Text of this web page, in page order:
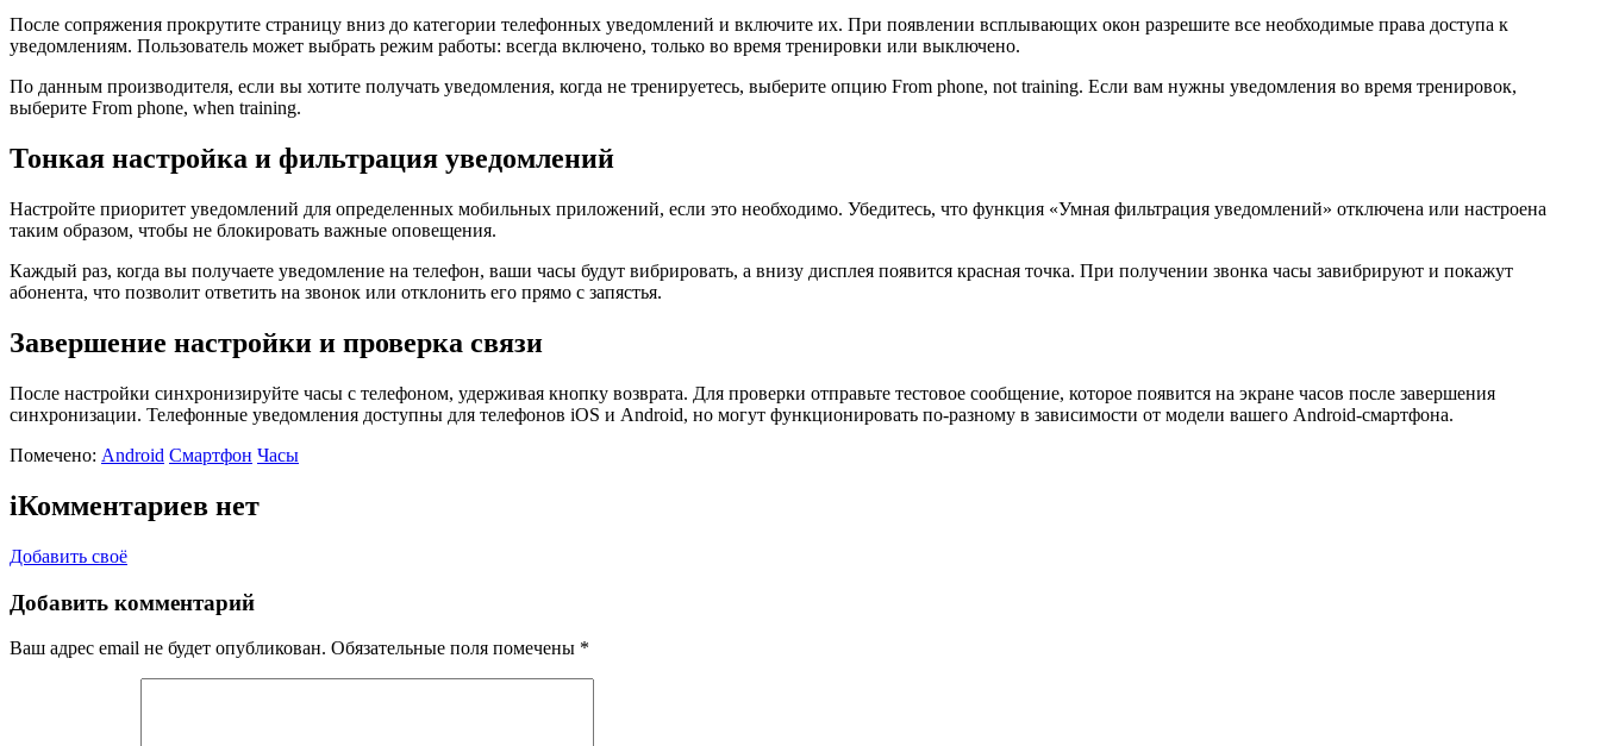
После сопряжения прокрутите страницу вниз до категории телефонных уведомлений и включите их. При появлении всплывающих окон разрешите все необходимые права доступа к
уведомлениям. Пользователь может выбрать режим работы: всегда включено, только во время тренировки или выключено.
По данным производителя, если вы хотите получать уведомления, когда не тренируетесь, выберите опцию From phone, not training. Если вам нужны уведомления во время тренировок,
выберите From phone, when training.
Тонкая настройка и фильтрация уведомлений
Настройте приоритет уведомлений для определенных мобильных приложений, если это необходимо. Убедитесь, что функция «Умная фильтрация уведомлений» отключена или настроена
таким образом, чтобы не блокировать важные оповещения.
Каждый раз, когда вы получаете уведомление на телефон, ваши часы будут вибрировать, а внизу дисплея появится красная точка. При получении звонка часы завибрируют и покажут
абонента, что позволит ответить на звонок или отклонить его прямо с запястья.
Завершение настройки и проверка связи
После настройки синхронизируйте часы с телефоном, удерживая кнопку возврата. Для проверки отправьте тестовое сообщение, которое появится на экране часов после завершения
синхронизации. Телефонные уведомления доступны для телефонов iOS и Android, но могут функционировать по-разному в зависимости от модели вашего Android-смартфона.
Помечено: Android Смартфон Часы
iКомментариев нет
Добавить своё
Добавить комментарий
Ваш адрес email не будет опубликован. Обязательные поля помечены *